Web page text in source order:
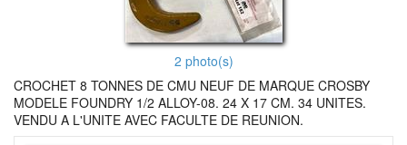
2 photo(s)
CROCHET 8 TONNES DE CMU NEUF DE MARQUE CROSBY
MODELE FOUNDRY 1/2 ALLOY-08. 24 X 17 CM. 34 UNITES.
VENDU A L'UNITE AVEC FACULTE DE REUNION.